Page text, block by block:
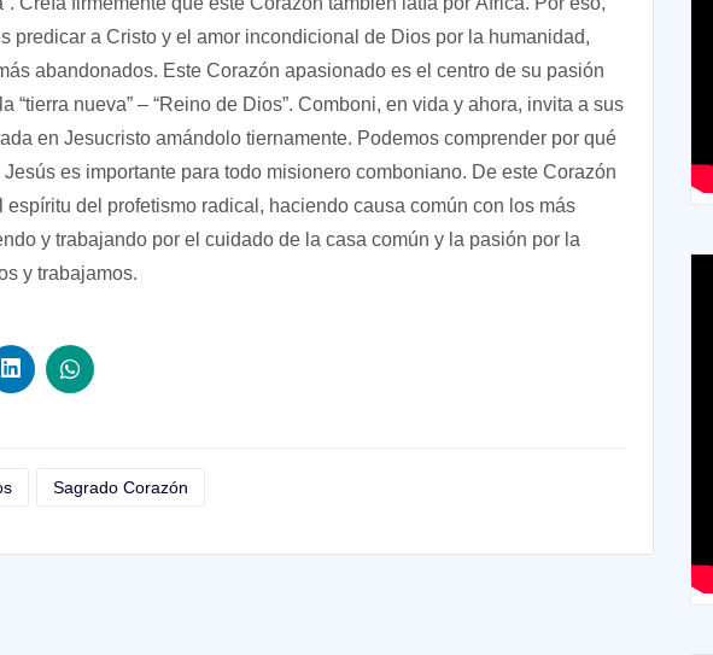
predicar a Cristo y el amor incondicional de Dios por la humanidad,
abandonados. Este Corazón apasionado es el centro de su pasión
“tierra nueva” – “Reino de Dios”. Comboni, en vida y ahora, invita a sus
en Jesucristo amándolo tiernamente. Podemos comprender por qué
es importante para todo misionero comboniano. De este Corazón
espíritu del profetismo radical, haciendo causa común con los más
y trabajando por el cuidado de la casa común y la pasión por la
y trabajamos.
Sagrado Corazón